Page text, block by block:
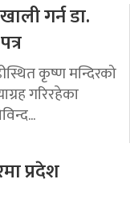
गर्न डा.
कृष्ण मन्दिरको
गरिरहेका
प्रदेश